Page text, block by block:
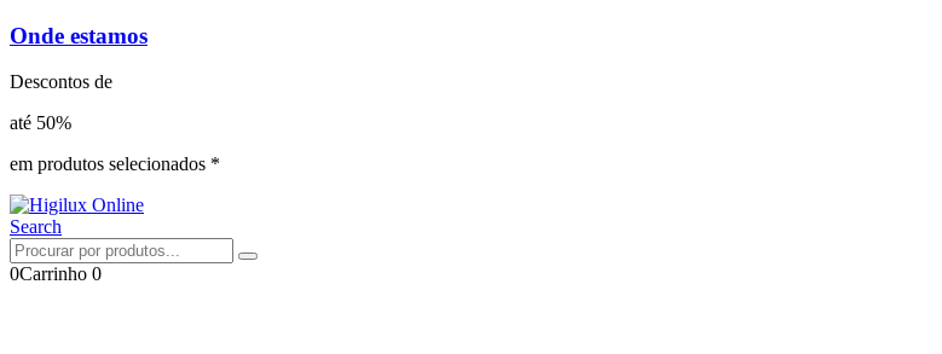
Onde estamos
Descontos de
até 50%
em produtos selecionados *
Search
0Carrinho 0